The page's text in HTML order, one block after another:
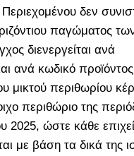
δεν
παγώματος
διενεργείται ανά
ανά κωδικό
μικτού περιθωρίου
περιθώριο της
2025, ώστε κάθε
με βάση τα δικά της